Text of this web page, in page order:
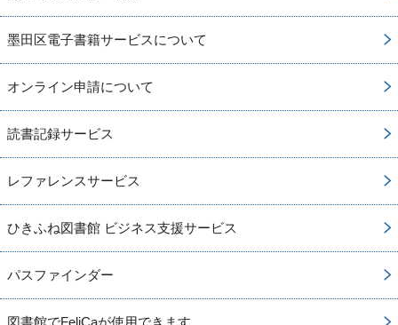
墨田区電子書籍サービスについて
オンライン申請について
読書記録サービス
レファレンスサービス
ひきふね図書館 ビジネス支援サービス
パスファインダー